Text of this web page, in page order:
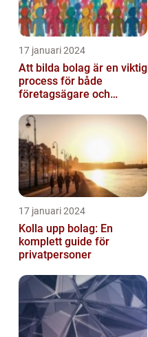
17 januari 2024
Att bilda bolag är en viktig
process för både
företagsägare och
etablera en ...
17 januari 2024
Kolla upp bolag: En
komplett guide för
privatpersoner